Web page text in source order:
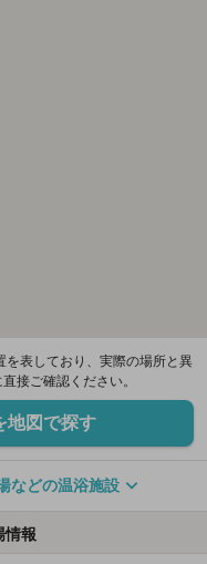
表しており、実際の場所と異
接ご確認ください。
地図で探す
などの温浴施設
情報